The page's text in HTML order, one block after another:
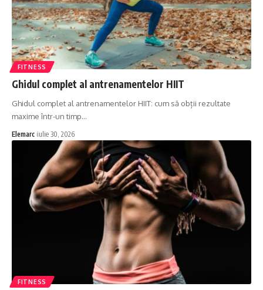
FITNESS
Ghidul complet al antrenamentelor HIIT
Ghidul complet al antrenamentelor HIIT: cum să obții rezultate
maxime într-un timp…
Elemarc iulie 30, 2026
FITNESS